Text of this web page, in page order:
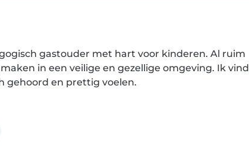
gastouder met hart voor kinderen. Al ruim
in een veilige en gezellige omgeving. Ik vind
gehoord en prettig voelen.